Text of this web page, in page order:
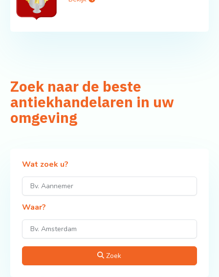
Zoek naar de beste
antiekhandelaren in uw
omgeving
Wat zoek u?
Waar?
Zoek